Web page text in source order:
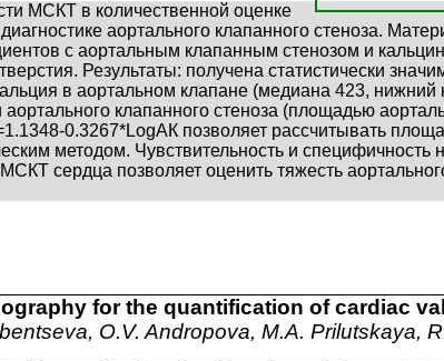
МСКТ в количественной оценке
аортального клапанного стеноза.
с аортальным клапанным стенозом и
Результаты: получена статистически
в аортальном клапане (медиана 423, нижний
аортального клапанного стеноза (площадью
0.3267*LogАК позволяет рассчитывать
методом. Чувствительность и специфичность
сердца позволяет оценить тяжесть
for the quantification of cardiac
O.V. Andropova, M.A. Prilutskaya,